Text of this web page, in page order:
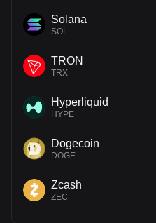
Solana
SOL
TRON
TRX
Hyperliquid
HYPE
Dogecoin
DOGE
Zcash
ZEC